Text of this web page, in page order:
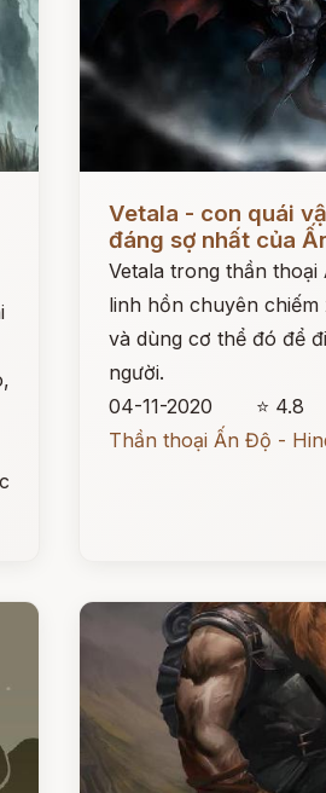
Vetala - con quái
đáng sợ nhất của
Vetala trong thần thoại
linh hồn chuyên chiếm
và dùng cơ thể đó để
người.
04-11-2020
⭐ 4.8
Thần thoại Ấn Độ -